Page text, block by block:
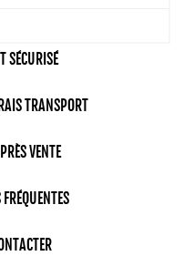
SÉCURISÉ
TRANSPORT
VENTE